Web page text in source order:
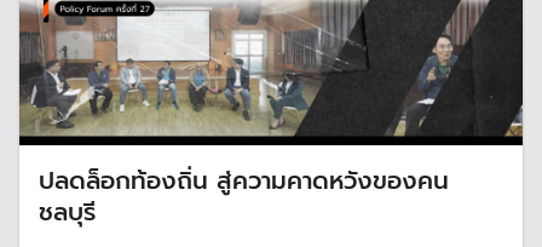
ปลดล็อกท้องถิ่น สู่ความคาดหวังของคน
ชลบุรี